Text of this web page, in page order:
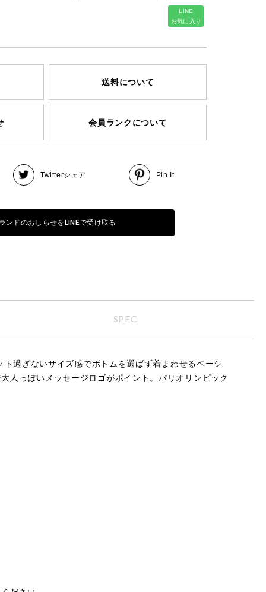
LINE
お気に入り
送料について
会員ランクについて
Twitterシェア Pin It
ンドのおしらせをLINEで受け取る
SPEC
過ぎないサイズ感でボトムを選ばず着まわせるベーシ
人っぽいメッセージロゴがポイント。パリオリンピック